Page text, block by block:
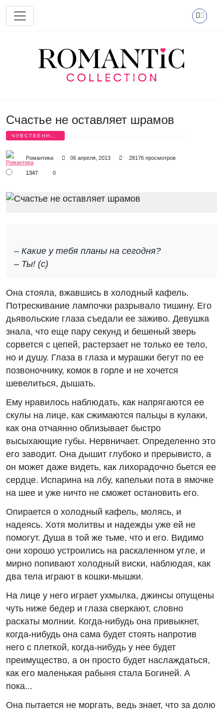
Перейти к основному содержанию
Счастье не оставляет шрамов
ЧУВСТВЕННАЯ
Романтика 06 апреля, 2013 28176 просмотров
1347 0
– Какие у тебя планы на сегодня?
– Ты! (с)
Она стояла, вжавшись в холодный кафель.
Потрескивание лампочки разрывало тишину. Его
дьявольские глаза съедали ее заживо. Девушка
знала, что еще пару секунд и бешеный зверь
сорвется с цепей, растерзает не только ее тело,
но и душу. Глаза в глаза и мурашки бегут по ее
позвоночнику, комок в горле и не хочется
шевелиться, дышать.
Ему нравилось наблюдать, как напрягаются ее
скулы на лице, как сжимаются пальцы в кулаки,
как она отчаянно облизывает быстро
высыхающие губы. Нервничает. Определенно это
его заводит. Она дышит глубоко и прерывисто, а
он может даже видеть, как лихорадочно бьется ее
сердце. Испарина на лбу, капельки пота в ямочке
на шее и уже ничто не сможет остановить его.
Опирается о холодный кафель, молясь, и
надеясь. Хотя молитвы и надежды уже ей не
помогут. Душа в той же тьме, что и его. Видимо
они хорошо устроились на раскаленном угле, и
мирно попивают холодный виски, наблюдая, как
два тела играют в кошки-мышки.
На лице у него играет ухмылка, джинсы опущены
чуть ниже бедер и глаза сверкают, словно
раскаты молнии. Когда-нибудь она привыкнет,
когда-нибудь она сама будет стоять напротив
него с плеткой, когда-нибудь у нее будет
преимущество, а он просто будет наслаждаться,
как его маленькая рабыня стала Богиней. А
пока...
Она пытается не моргать, ведь знает, что за долю